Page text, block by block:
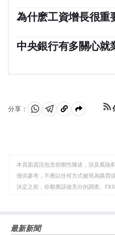
為什麽工資增長很重
高工資增長意味著家庭有更
消費品價格上漲。與能源價
為工資增長不太可能逆轉。
中央銀行有多關心就
央行除了控製通脹水平外，
控製通貨膨脹。不過，不管
狀況對決策者來說都是一個
分享：
分 分 複
板
本頁面資訊包含前瞻性陳述，涉及風險
僅供參考，不應以任何方式被視為購買
決定之前，你都應該做充分的調查。
觀點，並不代表FXStreet或其廣告商的
最新新聞